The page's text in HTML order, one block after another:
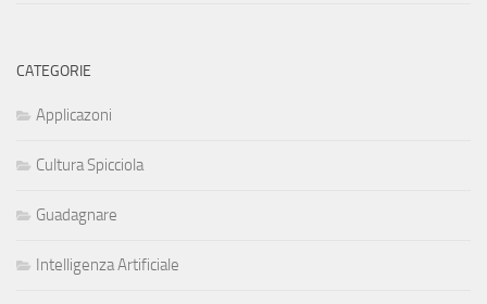
CATEGORIE
Applicazoni
Cultura Spicciola
Guadagnare
Intelligenza Artificiale